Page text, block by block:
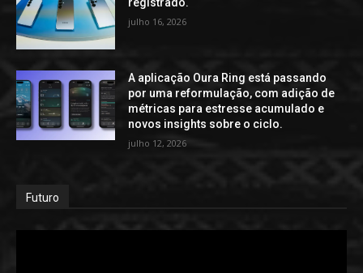
julho 16, 2026
A aplicação Oura Ring está passando
por uma reformulação, com adição de
métricas para estresse acumulado e
novos insights sobre o ciclo.
julho 12, 2026
Futuro